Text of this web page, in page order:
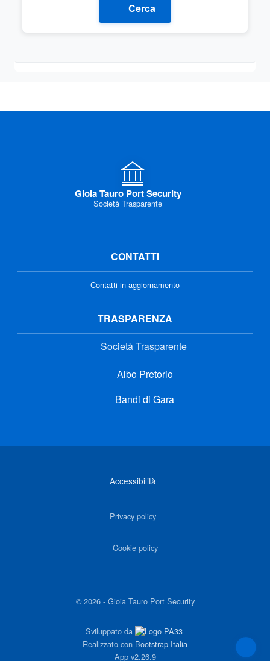
Cerca
Gioia Tauro Port Security
Società Trasparente
CONTATTI
Contatti in aggiornamento
TRASPARENZA
Società Trasparente
Albo Pretorio
Bandi di Gara
Accessibilità
Privacy policy
Cookie policy
©2026- Gioia Tauro Port Security
Sviluppato da
Realizzato con Bootstrap Italia
App v2.26.9